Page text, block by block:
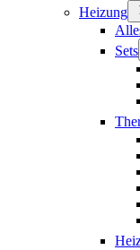
Heizung
Sets